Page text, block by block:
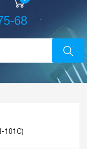
68
101C)